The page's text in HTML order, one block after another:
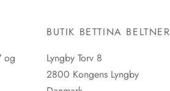
og
BUTIK BETTINA BELTNER
Lyngby Torv 8
2800 Kongens Lyngby